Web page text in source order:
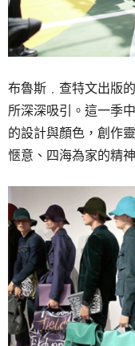
布魯斯﹒查特文出版
所深深吸引。這一季
的設計與顏色，創作
愜意、四海為家的精